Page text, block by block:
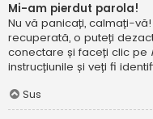
Mi-am pierdut parola!
Nu vă panicați, calmați-
recuperată, o puteți
conectare și faceți clic pe
instrucțiunile și veți fi
Sus